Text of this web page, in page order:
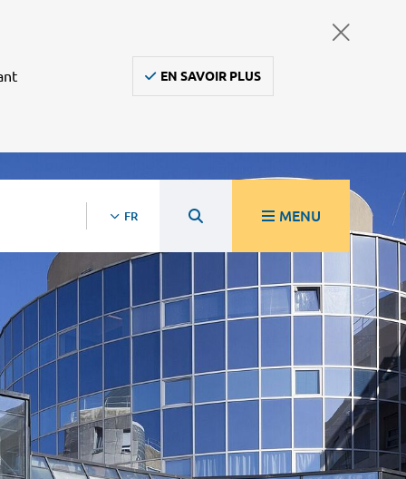
EN SAVOIR PLUS
FR MENU